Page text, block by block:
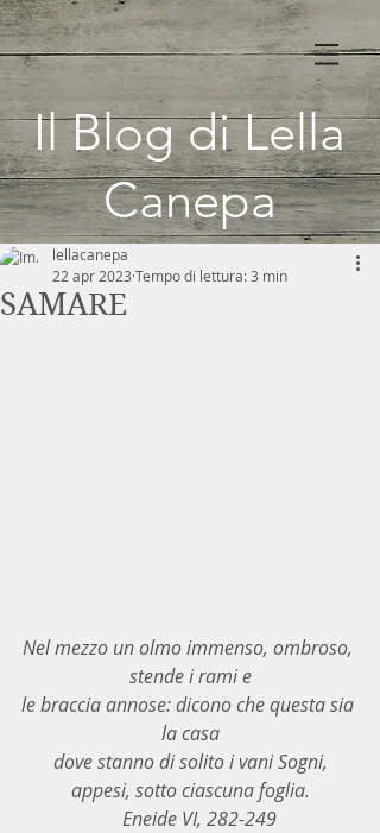
Il Blog di Lella
Canepa
SAMARE
lellacanepa
22 apr 2023 Tempo di lettura: 3 min
Nel mezzo un olmo immenso, ombroso,
stende i rami e
le braccia annose: dicono che questa sia
la casa
dove stanno di solito i vani Sogni,
appesi, sotto ciascuna foglia.
    Eneide VI, 282-249